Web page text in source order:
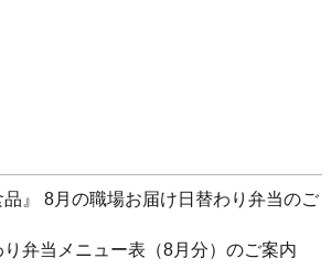
品』 8月の職場お届け日替わり弁当のご
弁当メニュー表（8月分）のご案内